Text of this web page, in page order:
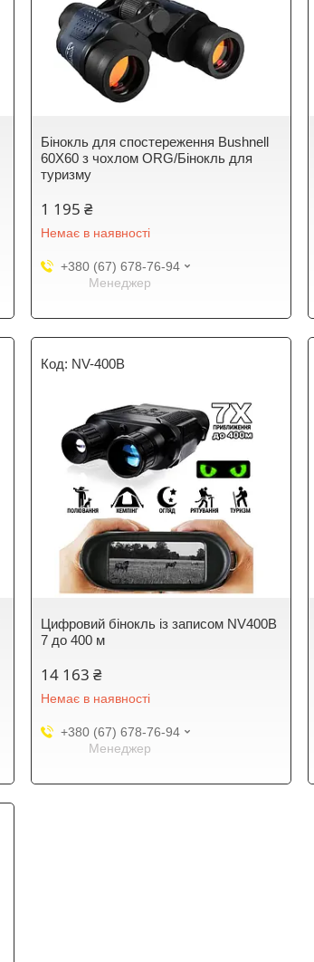
Бінокль для спостереження Bushnell
60X60 з чохлом ORG/Бінокль для
туризму
1 195 ₴
Немає в наявності
+380 (67) 678-76-94
Менеджер
NV-400B
Цифровий бінокль із записом NV400B
7 до 400 м
14 163 ₴
Немає в наявності
+380 (67) 678-76-94
Менеджер